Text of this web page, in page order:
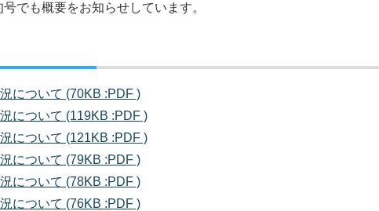
でも概要をお知らせしています。
について (70KB :PDF )
について (119KB :PDF )
について (121KB :PDF )
について (79KB :PDF )
について (78KB :PDF )
について (76KB :PDF )